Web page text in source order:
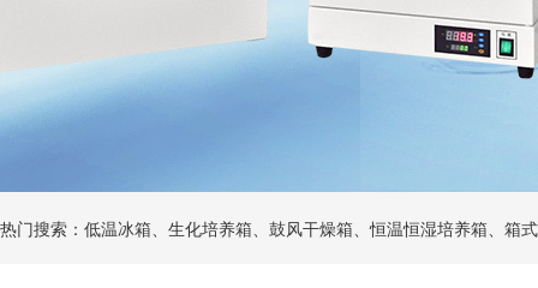
热门搜索：低温冰箱、生化培养箱、鼓风干燥箱、恒温恒湿培养箱、箱